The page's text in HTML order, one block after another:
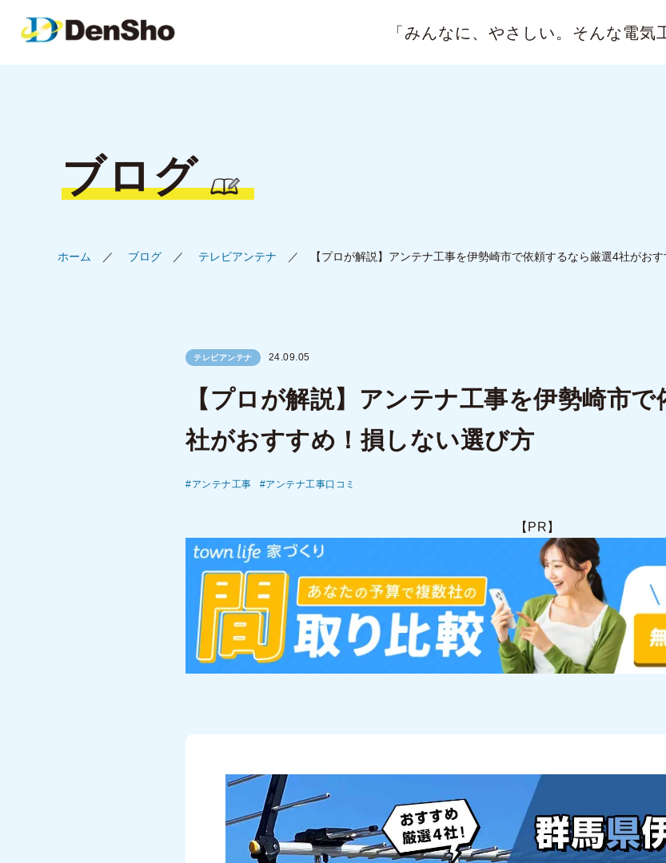
「みんなに、やさしい。 そんな電気
ブログ
ホーム ブログ テレビアンテナ 【プロが解説】アンテナ工事を伊勢崎市で依頼するなら厳選4社がお
テレビアンテナ 24.09.05
【プロが解説】アンテナ工事を伊勢崎市
社がおすすめ！損しない選び方
アンテナ工事 アンテナ工事口コミ
【PR】